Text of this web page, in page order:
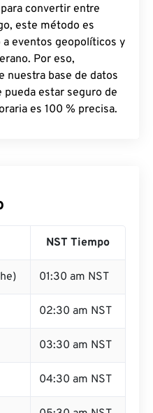
convertir entre
este método es
eventos geopolíticos y
Por eso,
nuestra base de datos
pueda estar seguro de
es 100 % precisa.
NST Tiempo
01:30 am NST
02:30 am NST
03:30 am NST
04:30 am NST